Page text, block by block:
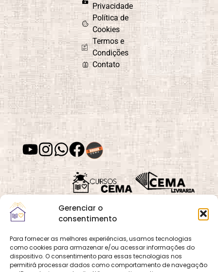
Gerenciar o
consentimento
Para fornecer as melhores experiências, usamos tecnologias
como cookies para armazenar e/ou acessar informações do
dispositivo. O consentimento para essas tecnologias nos
permitirá processar dados como comportamento de navegação
Culto do
Evangelho no
Lar
Curiosidade e
Aprendizado
Depressão
Desafios e
Superação
Desenvolvimento
de Habilidades
Desenvolvimento
Espiritual
Desenvolvimento
Moral
Desvios
Dia das Mães
Privacidade
Política de
Cookies
Termos e
Condições
Contato
Quadra 02, Lote 16,
Vila Vicentina,
OCemaneté um site
que pertence e é gerido